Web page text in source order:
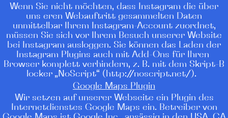
Wenn Sie nicht möchten, dass Instagram die über
uns eren Webauftritt gesammelten Daten
unmittelbar Ihrem Instagram-Account zuordnet,
müssen Sie sich vor Ihrem Besuch unserer Website
bei Instagram ausloggen. Sie können das Laden der
Instagram Plugins auch mit Add-Ons für Ihren
Browser komplett verhindern, z. B. mit dem Skript-B
locker „NoScript“ (http://noscript.net/).
Google Maps Plugin
Wir setzen auf unserer Webseite ein Plugin des
Internetdienstes Google Maps ein. Betreiber von